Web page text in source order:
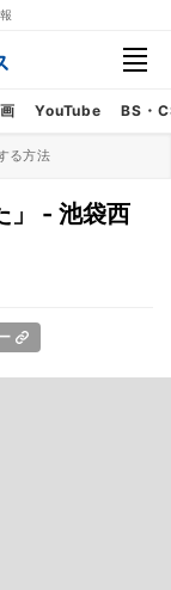
YouTube BS・
る方法
」 - 池袋西